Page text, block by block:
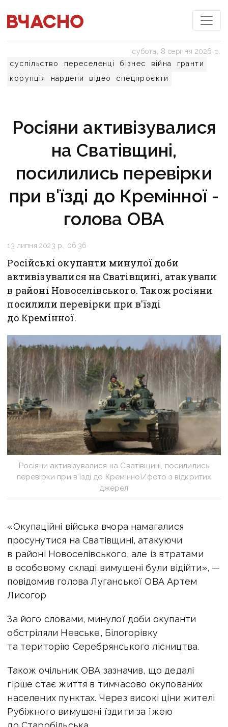
суспільство переселенці бізнес війна
гранти
корупція
нардепи відео спецпроєкти
субота, 8 серпня 2026 р.
Росіяни активізувалися
на Сватівщині,
посилились перевірки
при в'їзді до Кремінної -
голова ОВА
13 липня 2023 р., 06:36
Російські окупанти минулої доби
активізувалися на Сватівщині, атакували
в районі Новоселівського. Також росіяни
посилили перевірки при в'їзді
до Кремінної.
Росіяни активізувалися на Сватівщині, посилились
перевірки при в’їзді до Кремінної/фото з відкритих
джерел
«Окупаційні війська вчора намагалися
просунутися на Сватівщині, атакуючи
в районі Новоселівського, але із втратами
в особовому складі вимушені були відійти», —
повідомив голова Луганської ОВА Артем
Лисогор
За його словами, минулої доби окупанти
обстріляли Невське, Білогорівку
та територію Серебрянського лісництва.
Також очільник ОВА зазначив, що дедалі
гірше стає життя в тимчасово окупованих
населених пунктах. Через високі ціни жителі
Рубіжного вимушені їздити за їжею